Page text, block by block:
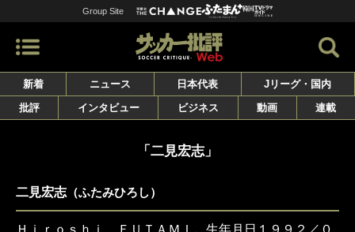
Group Site
新着 ニュース 日本代表
Jリーグ・国内
批評
インタビュー ビジネス 動画 連載
「二見宏志」
二見宏志 （ふたみひろし）